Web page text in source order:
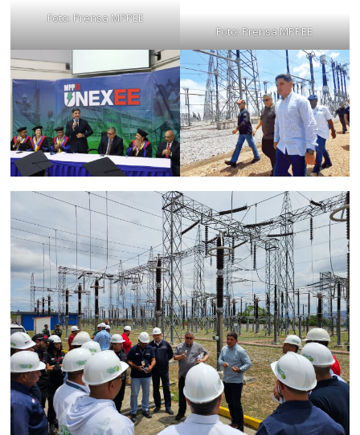
Foto: Prensa MPPEE
Foto: Prensa MPPEE